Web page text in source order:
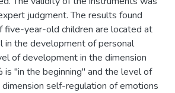
judgment. The results found
five-year-old children are located at
in the development of personal
of development in the dimension
is "in the beginning" and the level of
self-regulation of emotions